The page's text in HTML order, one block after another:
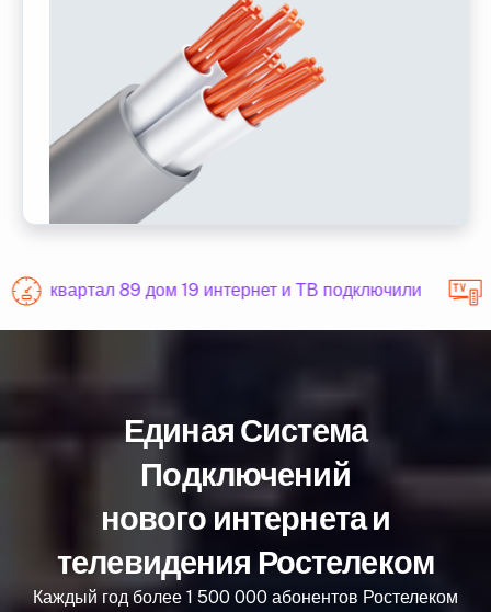
квартал 89 дом 19 интернет и ТВ подключили
Единая Система
Подключений
нового интернета и
телевидения Ростелеком
Каждый год более 1 500 000 абонентов Ростелеком